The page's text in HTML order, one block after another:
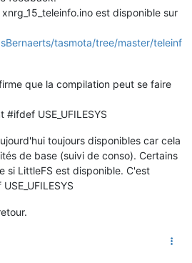
est disponible sur
tasmota/tree/master/teleinf
que la compilation peut se faire
USE_UFILESYS
toujours disponibles car cela
de base (suivi de conso). Certains
si LittleFS est disponible. C'est